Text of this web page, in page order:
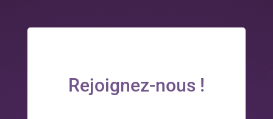
Rejoignez-nous !